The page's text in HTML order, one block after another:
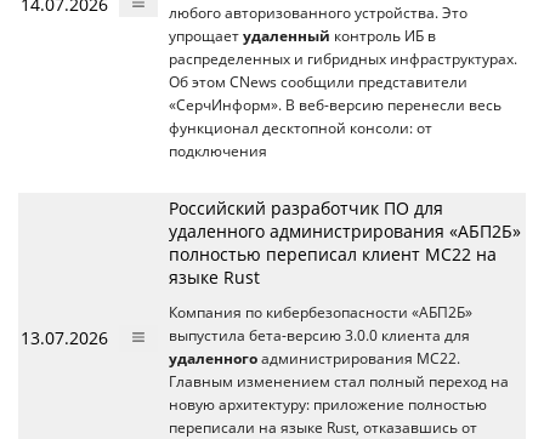
любого авторизованного устройства. Это
упрощает удаленный контроль ИБ в
распределенных и гибридных инфраструктурах.
Об этом CNews сообщили представители
«СерчИнформ». В веб-версию перенесли весь
функционал десктопной консоли: от
подключения
13.07.2026
Российский разработчик ПО для
удаленного администрирования «АБП2Б»
полностью переписал клиент МС22 на
языке Rust
Компания по кибербезопасности «АБП2Б»
выпустила бета-версию 3.0.0 клиента для
удаленного администрирования МС22.
Главным изменением стал полный переход на
новую архитектуру: приложение полностью
переписали на языке Rust, отказавшись от